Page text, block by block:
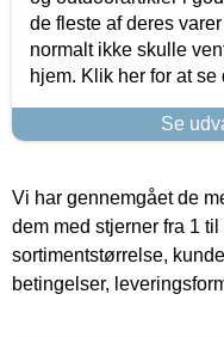
de fleste af deres
normalt ikke skulle
hjem. Klik her for at se
Se
Vi har gennemgået de
dem med stjerner fra 1
sortimentstørrelse,
betingelser,